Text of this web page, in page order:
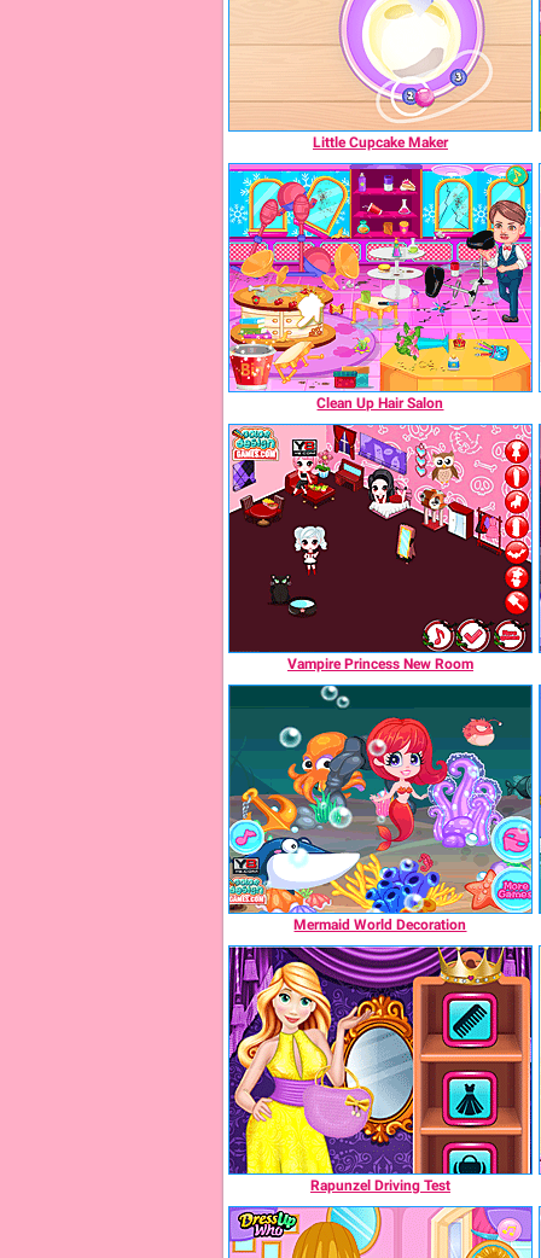
Little Cupcake Maker
Clean Up Hair Salon
Vampire Princess New Room
Mermaid World Decoration
Rapunzel Driving Test